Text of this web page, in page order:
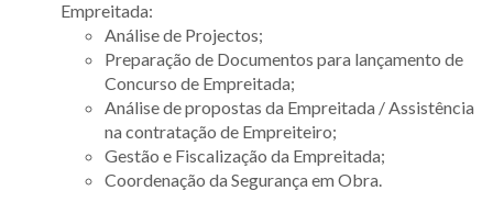
Empreitada:
Análise de Projectos;
Preparação de Documentos para lançamento de
Concurso de Empreitada;
Análise de propostas da Empreitada / Assistência
na contratação de Empreiteiro;
Gestão e Fiscalização da Empreitada;
Coordenação da Segurança em Obra.